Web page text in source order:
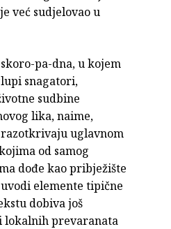
već sudjelovao u
pa-dna, u kojem
snagatori,
sudbine
lika, naime,
uglavnom
od samog
dođe kao pribježište
elemente tipične
dobiva još
lokalnih prevaranata